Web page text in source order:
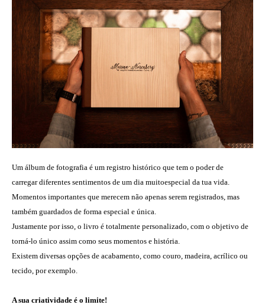
Um álbum de fotografia é um registro histórico que tem o poder de
carregardiferentes sentimentos de um dia muitoespecial da tua vida.
Momentos importantes que merecem não apenas serem registrados, mas
também guardados de forma especial e única.
Justamente por isso, o livro é totalmente personalizado, com o objetivo de
torná-lo único assim como seus momentos e história.
Existem diversas opções de acabamento, como couro, madeira, acrílico ou
tecido, porexemplo.
A sua criatividade é o limite!